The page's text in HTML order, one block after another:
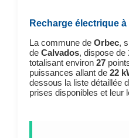
Recharge électrique à
La commune de Orbec,
de Calvados, dispose de
totalisant environ 27
puissances allant de 22
dessous la liste détaillée
prises disponibles et leur